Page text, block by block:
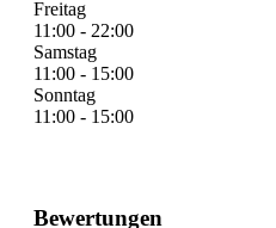
Freitag
11:00 - 22:00
Samstag
11:00 - 15:00
Sonntag
11:00 - 15:00
Bewertungen